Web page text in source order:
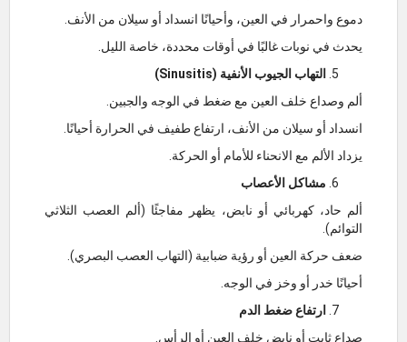
دموع واحمرار في العين، وأحيانًا انسداد أو سيلان من الأنف.
يحدث في نوبات غالبًا في أوقات محددة، خاصة الليل.
التهاب الجيوب الأنفية (Sinusitis)
ألم وصداع خلف العين مع ضغط في الوجه والجبين.
انسداد أو سيلان من الأنف، ارتفاع طفيف في الحرارة أحيانًا.
يزداد الألم مع الانحناء للأمام أو الحركة.
مشاكل الأعصاب
ألم حاد، كهربائي أو نابض، يظهر مفاجئًا (ألم العصب الثلاثي
التوائم).
ضعف حركة العين أو رؤية ضبابية (التهاب العصب البصري).
أحيانًا خدر أو وخز في الوجه.
ارتفاع ضغط الدم
صداع ثابت أو نابض خلف العين أو الرأس.